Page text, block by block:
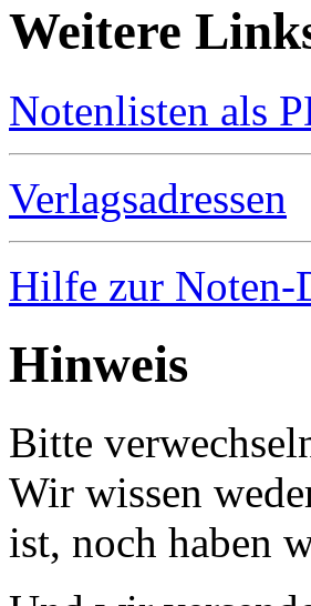
Weitere
Notenlisten als
Verlagsadressen
Hilfe zur Noten-
Hinweis
Bitte
Wir wissen
ist, noch haben